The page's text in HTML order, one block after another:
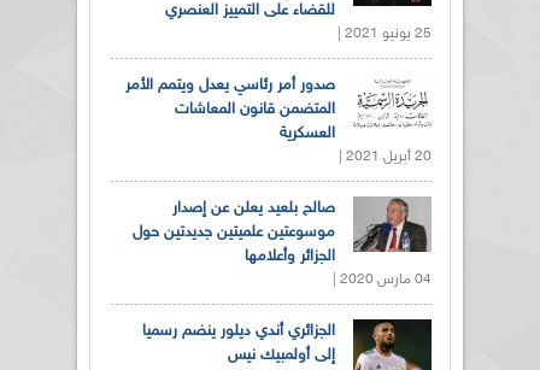
للقضاء على التمييز العنصري
25 يونيو 2021 |
صدور أمر رئاسي يعدل ويتمم الأمر
المتضمن قانون المعاشات
العسكرية
20 أبريل 2021 |
صالح بلعيد يعلن عن إصدار
موسوعتين علميتين جديدتين حول
الجزائر وأعلامها
04 مارس 2020 |
الجزائري أندي ديلور ينضم رسميا
إلى أولمبيك نيس